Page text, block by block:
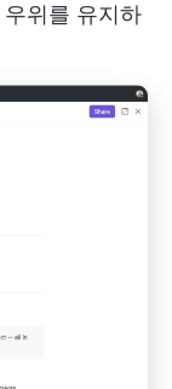
위를 유지하